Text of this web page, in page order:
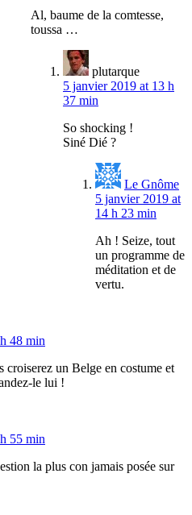
Al, baume de la comtesse,
toussa …
plutarque
5 janvier 2019 at 13 h
37 min
So shocking !
Siné Dié ?
Le Gnôme
5 janvier 2019 at
14 h 23 min
Ah ! Seize, tout
un programme de
méditation et de
vertu.
48 min
croiserez un Belge en costume et
le lui !
55 min
la plus con jamais posée sur